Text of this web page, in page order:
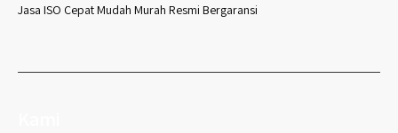
Jasa ISO Cepat Mudah Murah Resmi Bergaransi